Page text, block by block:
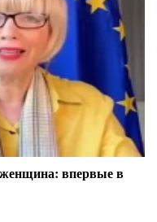
впервые в